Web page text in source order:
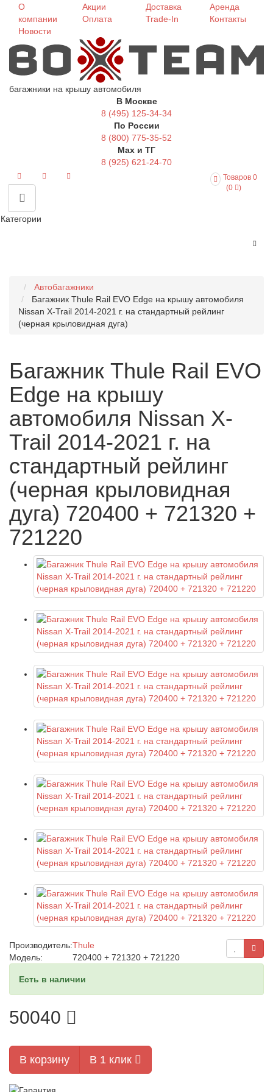
О
компании
Новости
Акции
Оплата
Доставка
Trade-In
Аренда
Контакты
багажники на крышу автомобиля
В Москве
8 (495) 125-34-34
По России
8 (800) 775-35-52
Max и ТГ
8 (925) 621-24-70
Товаров 0
(0
)
Категории
Автобагажники
Багажник Thule Rail EVO Edge на крышу автомобиля
Nissan X-Trail 2014-2021 г. на стандартный рейлинг
(черная крыловидная дуга)
Багажник Thule Rail EVO
Edge на крышу
автомобиля Nissan X-
Trail 2014-2021 г. на
стандартный рейлинг
(черная крыловидная
дуга) 720400 + 721320 +
721220
Производитель:Thule
Модель:
720400 + 721320 + 721220
Есть в наличии
50040
В корзину В 1 клик